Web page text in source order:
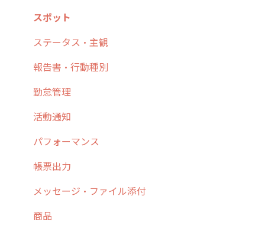
5. 基本的な使い方：システム管理者編
6. 基本的な使い方：ユーザー編
7. 初心者向けよくある質問集
8. 用語集
9. もっと便利に利用するための設定
10.ユーザー向けおすすめの使い方
【業界業種別】cyzen設定方法
スポット
ステータス・主観
報告書・行動種別
勤怠管理
活動通知
パフォーマンス
帳票出力
メッセージ・ファイル添付
商品